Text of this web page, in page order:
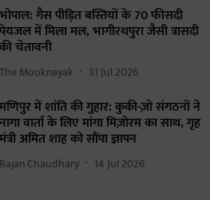
भोपाल: गैस पीड़ित बस्तियों के 70 फीसदी
पेयजल में मिला मल, भागीरथपुरा जैसी त्रासदी
की चेतावनी
The Mooknayak 31 Jul 2026
मणिपुर में शांति की गुहार: कुकी-ज़ो संगठनों ने
नागा वार्ता के लिए मांगा मिज़ोरम का साथ, गृह
मंत्री अमित शाह को सौंपा ज्ञापन
Rajan Chaudhary 14 Jul 2026